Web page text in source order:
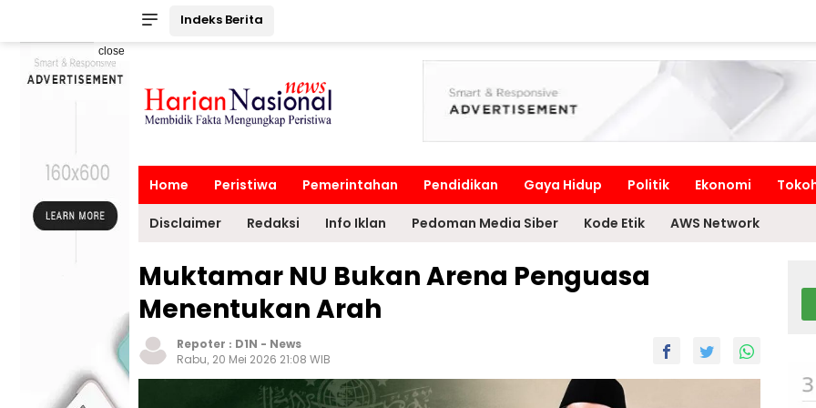
Indeks Berita
close
Home Peristiwa Pemerintahan Pendidikan Gaya Hidup Politik Ekonomi
Disclaimer Redaksi Info Iklan Pedoman Media Siber Kode Etik AWS Network
Muktamar NU Bukan Arena Penguasa
Menentukan Arah
Repoter : D1N - News
Rabu, 20 Mei 2026 21:08 WIB